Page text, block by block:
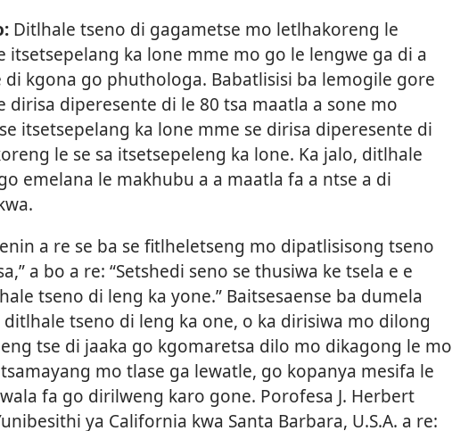
Ditlhale tseno di gagametse mo letlhakoreng le
itsetsepelang ka lone mme mo go le lengwe ga di a
di kgona go phuthologa. Babatlisisi ba lemogile gore
dirisa diperesente di le 80 tsa maatla a sone mo
itsetsepelang ka lone mme se dirisa diperesente di
le se sa itsetsepeleng ka lone. Ka jalo, ditlhale
emelana le makhubu a a maatla fa a ntse a di
a re se ba se fitlheletseng mo dipatlisisong tseno
a bo a re: “Setshedi seno se thusiwa ke tsela e e
tseno di leng ka yone.” Baitsesaense ba dumela
tseno di leng ka one, o ka dirisiwa mo dilong
tse di jaaka go kgomaretsa dilo mo dikagong le mo
mo tlase ga lewatle, go kopanya mesifa le
fa go dirilweng karo gone. Porofesa J. Herbert
ya California kwa Santa Barbara, U.S.A. a re: